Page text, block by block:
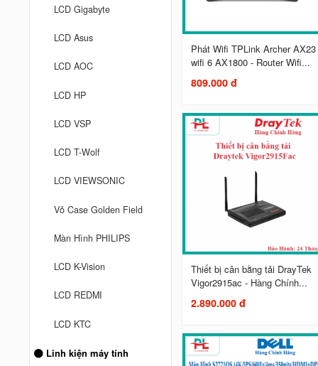
LCD Gigabyte
LCD Asus
LCD AOC
LCD HP
LCD VSP
LCD T-Wolf
LCD VIEWSONIC
Vỏ Case Golden Field
Màn Hình PHILIPS
LCD K-Vision
LCD REDMI
LCD KTC
Linh kiện máy tính
Phát Wifi TPLink Archer AX23
wifi 6 AX1800 - Router Wifi...
809.000 đ
Thiết bị cân bằng tải DrayTek
Vigor2915ac - Hàng Chính...
2.890.000 đ